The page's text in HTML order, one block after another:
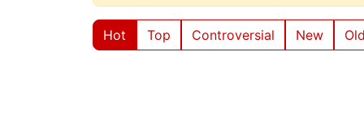
Hot Top Controversial New Old